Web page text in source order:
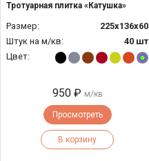
Тротуарная плитка «Катушка»
Размер:
225х136х60
Штук на м/кв:
40 шт
Цвет:
950 ₽ м/кв
Просмотреть
В корзину